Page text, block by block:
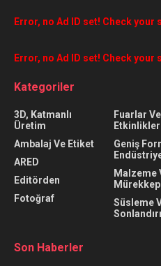
Error, no Ad ID set! Check your
Error, no Ad ID set! Check your
Kategoriler
3D, Katmanlı
Üretim
Ambalaj Ve Etiket
ARED
Editörden
Fotoğraf
Fuarlar Ve
Etkinlikler
Geniş
Malzeme
Mürekkep
Süsleme
Son Haberler